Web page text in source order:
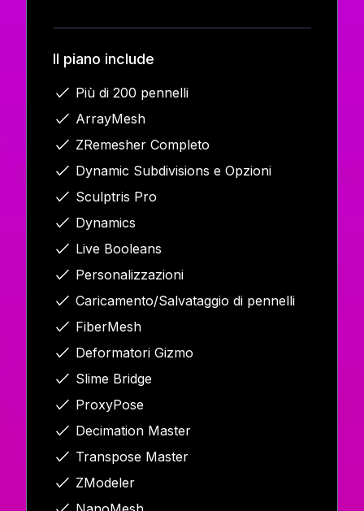
Il piano include
Più di 200 pennelli
ArrayMesh
ZRemesher Completo
Dynamic Subdivisions e Opzioni
Sculptris Pro
Dynamics
Live Booleans
Personalizzazioni
Caricamento/Salvataggio di pennelli
FiberMesh
Deformatori Gizmo
Slime Bridge
ProxyPose
Decimation Master
Transpose Master
ZModeler